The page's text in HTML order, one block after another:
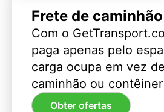
Frete de
Com o
paga apenas pelo
carga ocupa em vez
caminhão ou
Obter ofertas